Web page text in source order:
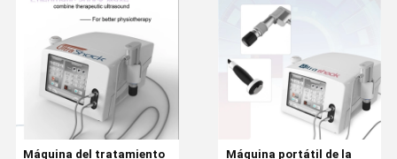
Máquina del tratamiento
Máquina portátil de la